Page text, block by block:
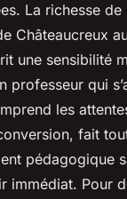
La richesse de
Châteaucreux
une sensibilité
professeur qui
les
fait
pédagogique
immédiat. Pour